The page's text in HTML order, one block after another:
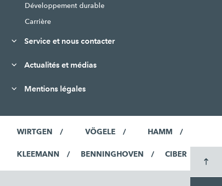
Développement durable
Carrière
Service et nous contacter
Actualités et médias
Mentions légales
WIRTGEN VÖGELE HAMM
KLEEMANN BENNINGHOVEN CIBER